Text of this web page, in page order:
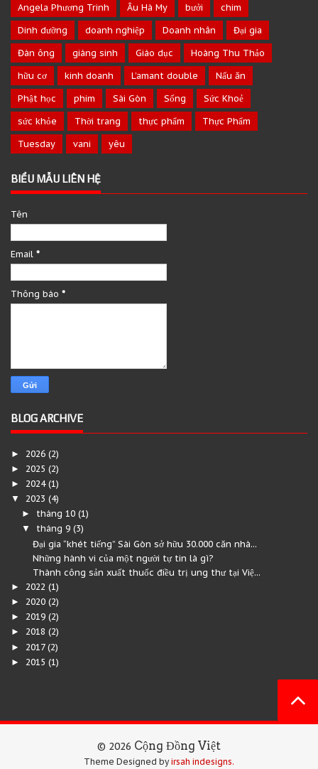
Angela Phương Trinh Âu Hà My bưởi
chim
Dinh dưỡng
doanh nghiệp Doanh nhân
Đại gia
Đàn ông
giáng sinh Giáo dục
Hoàng Thu Thảo
hữu cơ
kinh doanh L’amant double
Nấu ăn
Phật học
phim Sài Gòn Sống
Sức Khoẻ
sức khỏe
Thời trang thực phẩm
Thực Phẩm
Tuesday
vani yêu
BIỂU MẪU LIÊN HỆ
Tên
Email *
Thông báo *
BLOG ARCHIVE
► 2026 (2)
► 2025 (2)
► 2024(1)
▼ 2023 (4)
► tháng 10(1)
▼ tháng 9(3)
Đại gia “khét tiếng” Sài Gòn sở hữu 30.000 căn nhà...
Những hành vi của một người tự tin là gì?
Thành công sản xuất thuốc điều trị ung thư tại Việ...
► 2022 (1)
► 2020 (2)
► 2019 (2)
► 2018 (2)
► 2017(2)
► 2015 (1)
© 2026 Cộng Đồng Việt
Theme Designed by irsah indesigns.